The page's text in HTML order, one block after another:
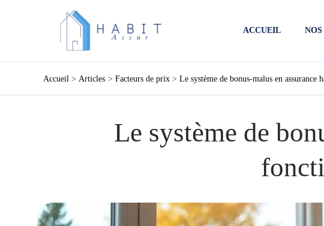
ACCUEIL
Accueil Articles Facteurs de prix Le système de bonus-malus en assurance
Le système de